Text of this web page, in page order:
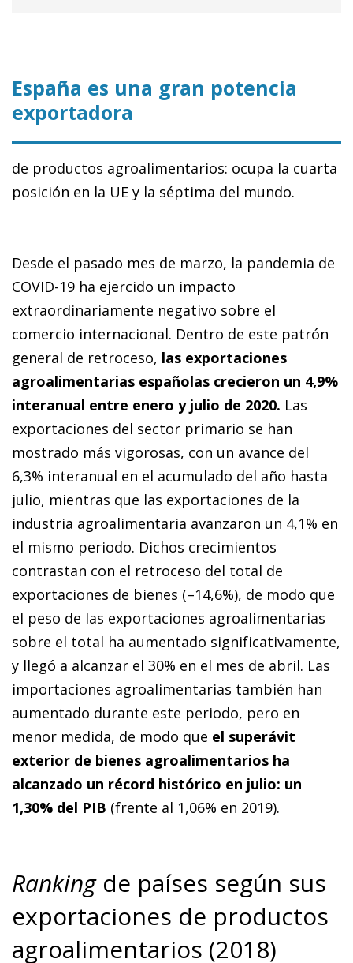
España es una gran potencia
exportadora
de productos agroalimentarios: ocupa la cuarta
posición en la UE y la séptima del mundo.
Desde el pasado mes de marzo, la pandemia de
COVID-19 ha ejercido un impacto
extraordinariamente negativo sobre el
comercio internacional. Dentro de este patrón
general de retroceso, las exportaciones
agroalimentarias españolas crecieron un 4,9%
interanual entre enero y julio de 2020. Las
exportaciones del sector primario se han
mostrado más vigorosas, con un avance del
6,3% interanual en el acumulado del año hasta
julio, mientras que las exportaciones de la
industria agroalimentaria avanzaron un 4,1% en
el mismo periodo. Dichos crecimientos
contrastan con el retroceso del total de
exportaciones de bienes (–14,6%), de modo que
el peso de las exportaciones agroalimentarias
sobre el total ha aumentado significativamente,
y llegó a alcanzar el 30% en el mes de abril. Las
importaciones agroalimentarias también han
aumentado durante este periodo, pero en
menor medida, de modo que el superávit
exterior de bienes agroalimentarios ha
alcanzado un récord histórico en julio: un
1,30% del PIB (frente al 1,06% en 2019).
Rankingde países según sus
exportaciones de productos
agroalimentarios (2018)